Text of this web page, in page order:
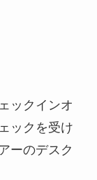
ックインオ
ックを受け
ーのデスク